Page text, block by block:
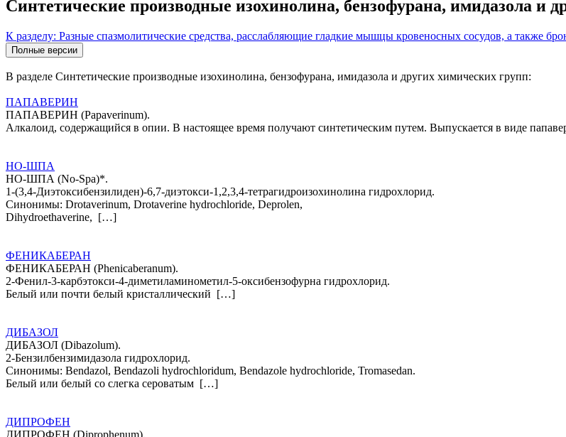
Синтетические производные изохинолина, бензофурана, имидазола и
К разделу: Разные спазмолитические средства, расслабляющие гладкие мышцы кровеносных сосудов, а также
В разделе Синтетические производные изохинолина, бензофурана, имидазола и других химических групп:
ПАПАВЕРИН
ПАПАВЕРИН (Рараvеrinum).
Алкалоид, содержащийся в опии. В настоящее время получают синтетическим путем. Выпускается в виде
НО-ШПА
НО-ШПА (No-Spa)*.
1-(3,4-Диэтоксибензилиден)-6,7-диэтокси-1,2,3,4-тетрагидроизохинолина гидрохлорид.
Синонимы: Drotaverinum, Drotaverine hydrochloride, Deprolen,
Dihydroethaverine, […]
ФЕНИКАБЕРАН
ФЕНИКАБЕРАН (Рhеnicaberаnum).
2-Фенил-3-карбэтокси-4-диметиламинометил-5-оксибензофурна гидрохлорид.
Белый или почти белый кристаллический […]
ДИБАЗОЛ
ДИБАЗОЛ (Dibazolum).
2-Бензилбензимидазола гидрохлорид.
Cинонимы: Bendazol, Bendazoli hydrochloridum, Bendazole hydrochloride, Tromasedan.
Белый или белый со слегка сероватым […]
ДИПРОФЕН
ДИПРОФЕН (Diprophenum).